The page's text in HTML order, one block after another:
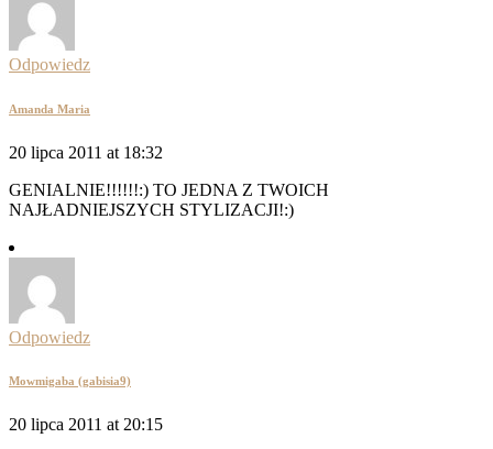
Odpowiedz
Amanda Maria
20 lipca 2011 at 18:32
GENIALNIE!!!!!!:) TO JEDNA Z TWOICH
NAJŁADNIEJSZYCH STYLIZACJI!:)
Odpowiedz
Mowmigaba (gabisia9)
20 lipca 2011 at 20:15